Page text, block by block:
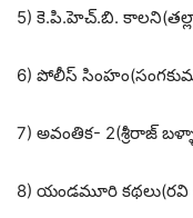
5) కె.పి.హెచ్.బి.
6) పోలీస్
7) అవంతిక- 2(శ్రీరాజ్
8) యండమూరి కథలు(రవి